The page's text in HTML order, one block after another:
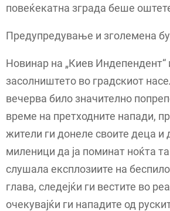
повеќекатна зграда беше
Предупредување и зголемена
Новинар на „Киев Индепендент“
засолништето во градскиот
вечерва било значително
време на претходните напади,
жители ги донеле своите деца
миленици да ја поминат ноќта
слушала експлозиите на
глава, следејќи ги вестите во
очекувајќи ги нападите од